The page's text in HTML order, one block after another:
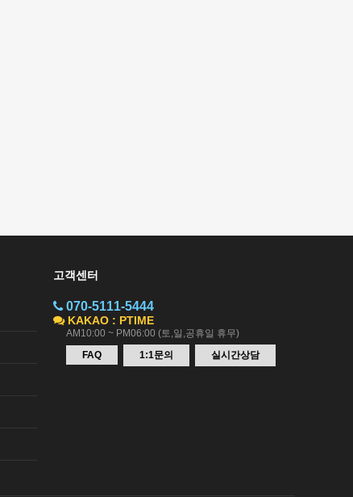
고객센터
070-5111-5444
KAKAO : PTIME
AM10:00 ~ PM06:00 (토,일,공휴일 휴무)
FAQ
1:1문의 실시간상담